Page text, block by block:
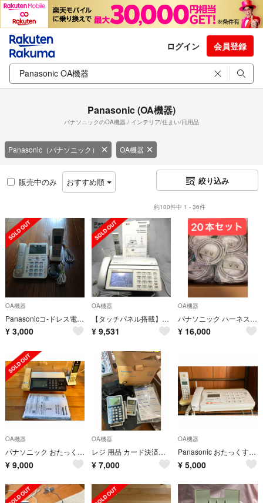
ログイン 会員登録
Panasonic (OA機器)
パナソニックのOA機器 / インテリア/住まい/日用品
Panasonic（パナソニック） OA機器
販売中のみ おすすめ順 絞り込み
約100件中 1 - 36件
OA機器
Panasonicコ-ドレス電話機
¥ 3,000
OA機器
【タッチパネル搭載】Panasonic おたっくす KX-PW820DL
¥ 9,531
OA機器
パナソニック ハーネス用OAタップ 2個口 WFA6632HG 20本セット
¥ 16,000
OA機器
パナソニック おたっくす KX-PD102スマホ連携 FAXコードレス電話機
¥ 9,000
OA機器
レジ 用品 カード決済端末 セット ZEC-14 パナソニック
¥ 7,000
OA機器
Panasonic おたっくす FAX電話機 子機1台 取扱説明書付き
¥ 5,000